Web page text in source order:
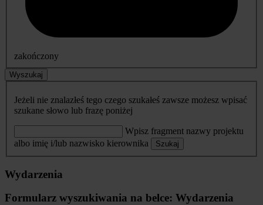
zakończony
Wyszukaj
Jeżeli nie znalazłeś tego czego szukałeś zawsze możesz wpisać
szukane słowo lub frazę poniżej
Wpisz fragment nazwy projektu
albo imię i/lub nazwisko kierownika
Szukaj
Wydarzenia
Formularz wyszukiwania na belce: Wydarzenia